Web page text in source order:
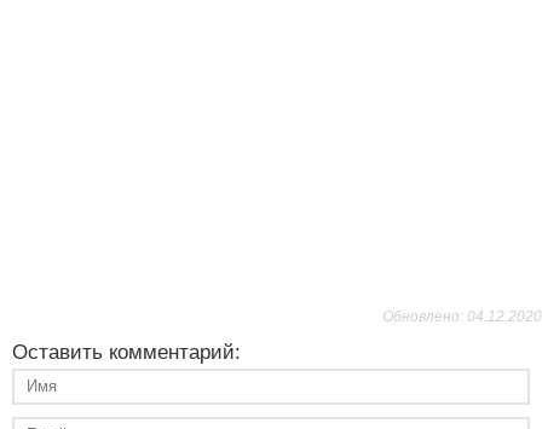
Обновлено: 04.12.2020
Оставить комментарий: